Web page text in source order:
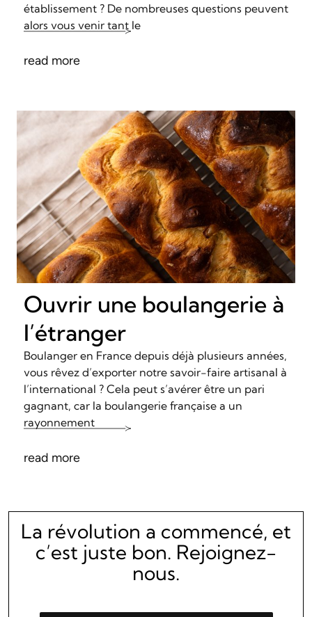
établissement ? De nombreuses questions peuvent
alors vous venir tant le
read more
Ouvrir une boulangerie à
l’étranger
Boulanger en France depuis déjà plusieurs années,
vous rêvez d’exporter notre savoir-faire artisanal à
l’international ? Cela peut s’avérer être un pari
gagnant, car la boulangerie française a un
rayonnement
read more
La révolution a commencé, et
c’est juste bon. Rejoignez-
nous.